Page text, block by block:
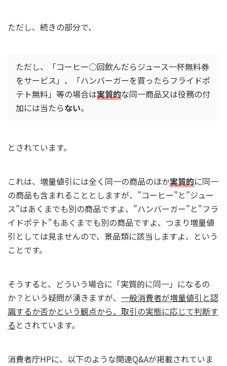
ただし、続きの部分で、
ただし、「コーヒー○回飲んだらジュース一杯無料券
をサービス」、「ハンバーガーを買ったらフライドポ
テト無料」等の場合は実質的な同一商品又は役務の付
加には当たらない。
とされています。
これは、増量値引には全く同一の商品のほか実質的に同一
の商品も含まれることとしますが、”コーヒー”と”ジュー
ス”はあくまでも別の商品ですよ、”ハンバーガー”と”フラ
イドポテト"もあくまでも別の商品ですよ、つまり増量値
引としては見ませんので、景品類に該当しますよ、という
ことです。
そうすると、どういう場合に「実質的に同一」になるの
か？という疑問が湧きますが、 一般消費者が増量値引と認
識するか否かという観点から、取引の実態に応じて判断す
る とされています。
消費者庁HPに、以下のような関連Q&Aが掲載されていま